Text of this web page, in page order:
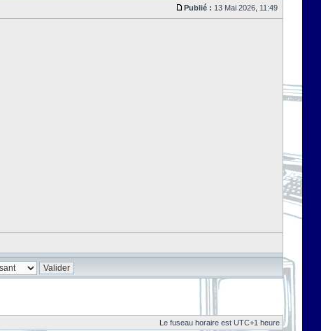
Publié : 13 Mai 2026, 11:49
Le fuseau horaire est UTC+1 heure